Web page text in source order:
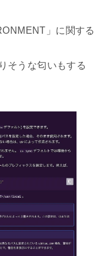
」に関する
そうな匂いもする